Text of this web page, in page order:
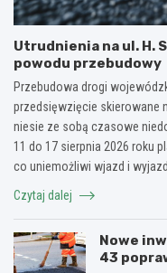
Utrudnienia na ul. H.
powodu przebudowy
Przebudowa drogi
przedsięwzięcie skierowane
niesie ze sobą czasowe
11 do 17 sierpnia 2026 roku
co uniemożliwi wjazd i
Czytaj dalej
Nowe
43